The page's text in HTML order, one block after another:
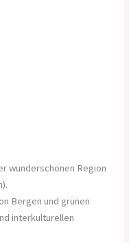
wunderschönen Region
Bergen und grünen
interkulturellen